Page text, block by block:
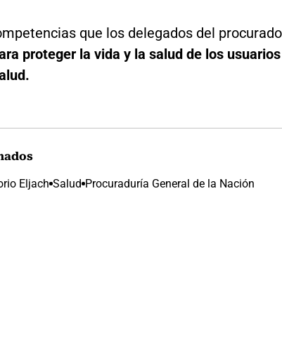
que los delegados del
proteger la vida y la salud de los usuarios
Eljach Salud Procuraduría General de la Nación